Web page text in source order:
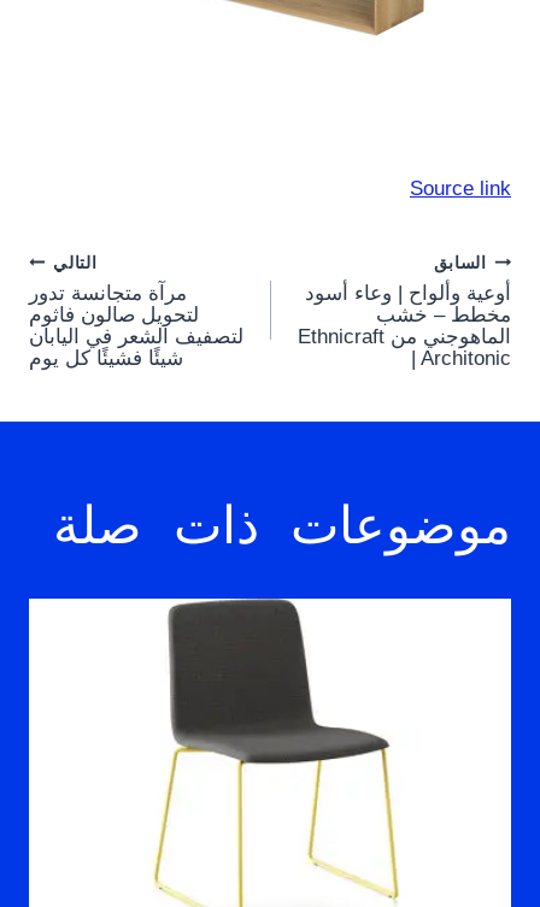
Source link
Post
navigation
السابق
أوعية وألواح | وعاء أسود
مخطط – خشب
الماهوجني من Ethnicraft
| Architonic
التالي
مرآة متجانسة تدور
لتحويل صالون فاثوم
لتصفيف الشعر في اليابان
شيئًا فشيئًا كل يوم
موضوعات ذات صلة